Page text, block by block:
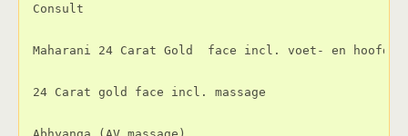
Consult
Maharani 24 Carat Gold  face incl. voet- en
24 Carat gold face incl. massage